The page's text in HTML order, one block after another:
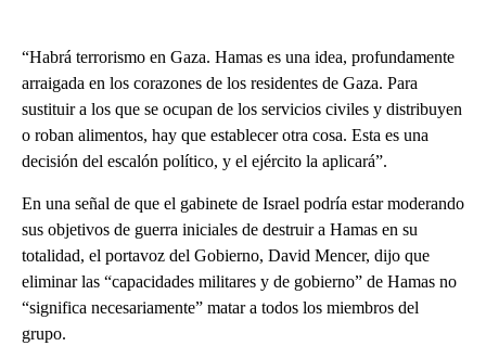
“Habrá terrorismo en Gaza. Hamas es una idea, profundamente
arraigada en los corazones de los residentes de Gaza. Para
sustituir a los que se ocupan de los servicios civiles y distribuyen
o roban alimentos, hay que establecer otra cosa. Esta es una
decisión del escalón político, y el ejército la aplicará”.
En una señal de que el gabinete de Israel podría estar moderando
sus objetivos de guerra iniciales de destruir a Hamas en su
totalidad, el portavoz del Gobierno, David Mencer, dijo que
eliminar las “capacidades militares y de gobierno” de Hamas no
“significa necesariamente” matar a todos los miembros del
grupo.